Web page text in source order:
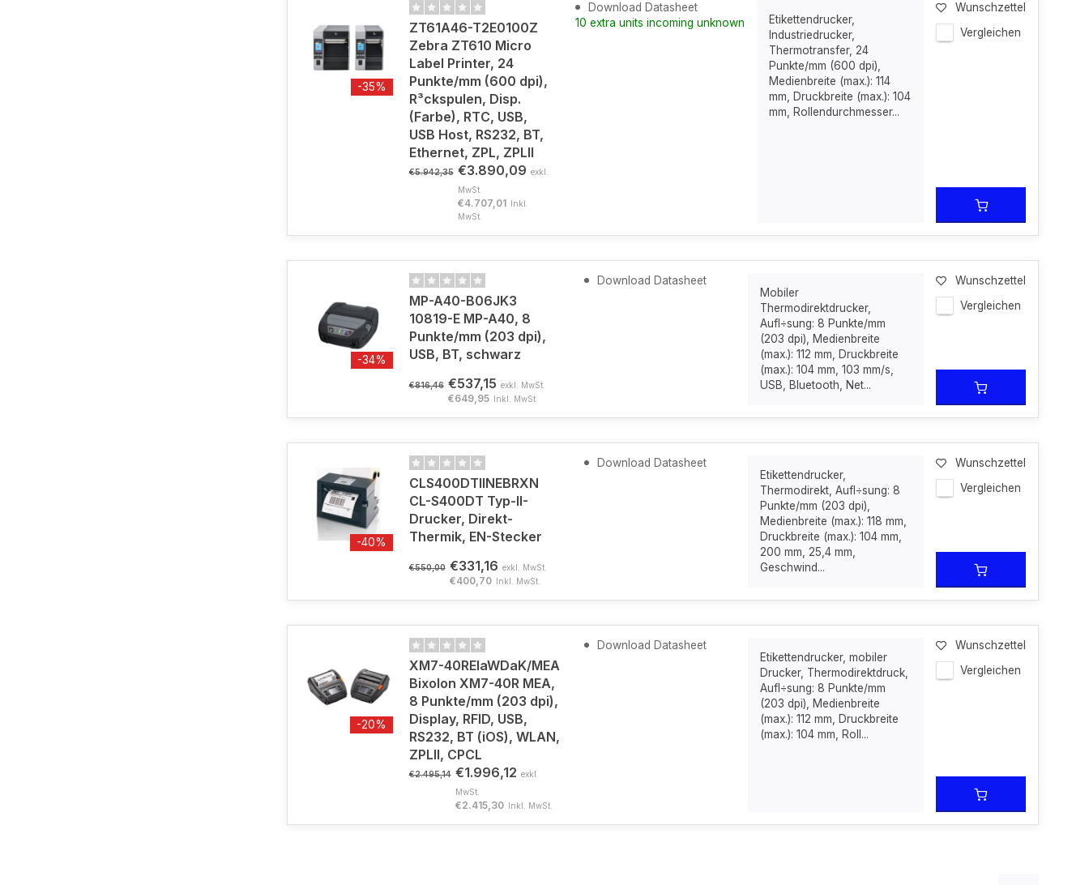
-35%
ZT61A46-T2E0100Z
Zebra ZT610 Micro
Label Printer, 24
Punkte/mm (600 dpi),
R³ckspulen, Disp.
(Farbe), RTC, USB,
USB Host, RS232, BT,
Ethernet, ZPL, ZPLII
€5.942,35 €3.890,09 exkl.
MwSt.
€4.707,01 Inkl.
MwSt.
Download Datasheet
10 extra units incoming unknown
Etikettendrucker,
Industriedrucker,
Thermotransfer, 24
Punkte/mm (600 dpi),
Medienbreite (max.): 114
mm, Druckbreite (max.): 104
mm, Rollendurchmesser...
Wunschzettel
Vergleichen
-34%
MP-A40-B06JK3
10819-E MP-A40, 8
Punkte/mm (203 dpi),
USB, BT, schwarz
€816,46 €537,15 exkl. MwSt.
€649,95 Inkl. MwSt.
Download Datasheet
Mobiler
Thermodirektdrucker,
Aufl÷sung: 8 Punkte/mm
(203 dpi), Medienbreite
(max.): 112 mm, Druckbreite
(max.): 104 mm, 103 mm/s,
USB, Bluetooth, Net...
Wunschzettel
Vergleichen
-40%
CLS400DTIINEBRXN
CL-S400DT Typ-II-
Drucker, Direkt-
Thermik, EN-Stecker
€550,00 €331,16 exkl. MwSt.
€400,70 Inkl. MwSt.
Download Datasheet
Etikettendrucker,
Thermodirekt, Aufl÷sung: 8
Punkte/mm (203 dpi),
Medienbreite (max.): 118 mm,
Druckbreite (max.): 104 mm,
200 mm, 25,4 mm,
Geschwind...
Wunschzettel
Vergleichen
-20%
XM7-40REIaWDaK/MEA
Bixolon XM7-40R MEA,
8 Punkte/mm (203 dpi),
Display, RFID, USB,
RS232, BT (iOS), WLAN,
ZPLII, CPCL
€2.495,14 €1.996,12 exkl.
MwSt.
€2.415,30 Inkl. MwSt.
Download Datasheet
Etikettendrucker, mobiler
Drucker, Thermodirektdruck,
Aufl÷sung: 8 Punkte/mm
(203 dpi), Medienbreite
(max.): 112 mm, Druckbreite
(max.): 104 mm, Roll...
Wunschzettel
Vergleichen